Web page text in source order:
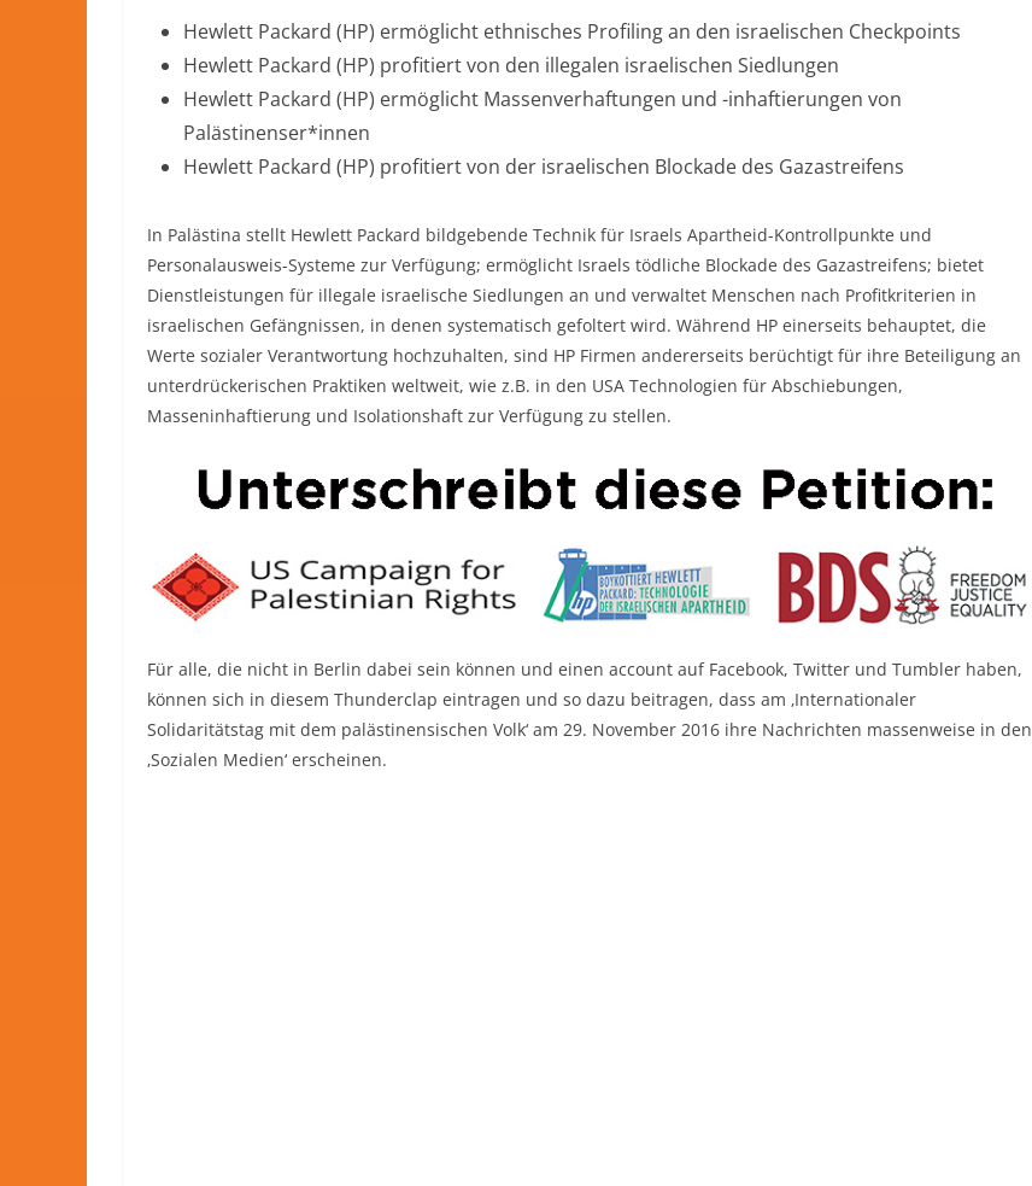
Hewlett Packard (HP) ermöglicht ethnisches Profiling an den israelischen Checkpoints
Hewlett Packard (HP) profitiert von den illegalen israelischen Siedlungen
Hewlett Packard (HP) ermöglicht Massenverhaftungen und -inhaftierungen von
Palästinenser*innen
Hewlett Packard (HP) profitiert von der israelischen Blockade des Gazastreifens
In Palästina stellt Hewlett Packard bildgebende Technik für Israels Apartheid-Kontrollpunkte und
Personalausweis-Systeme zur Verfügung; ermöglicht Israels tödliche Blockade des Gazastreifens; bietet
Dienstleistungen für illegale israelische Siedlungen an und verwaltet Menschen nach Profitkriterien in
israelischen Gefängnissen, in denen systematisch gefoltert wird. Während HP einerseits behauptet, die
Werte sozialer Verantwortung hochzuhalten, sind HP Firmen andererseits berüchtigt für ihre Beteiligung an
unterdrückerischen Praktiken weltweit, wie z.B. in den USA Technologien für Abschiebungen,
Masseninhaftierung und Isolationshaft zur Verfügung zu stellen.
Für alle, die nicht in Berlin dabei sein können und einen account auf Facebook, Twitter und Tumbler haben,
können sich in diesem Thunderclap eintragen und so dazu beitragen, dass am ‚Internationaler
Solidaritätstag mit dem palästinensischen Volk‘ am 29. November 2016 ihre Nachrichten massenweise in den
‚Sozialen Medien‘ erscheinen.